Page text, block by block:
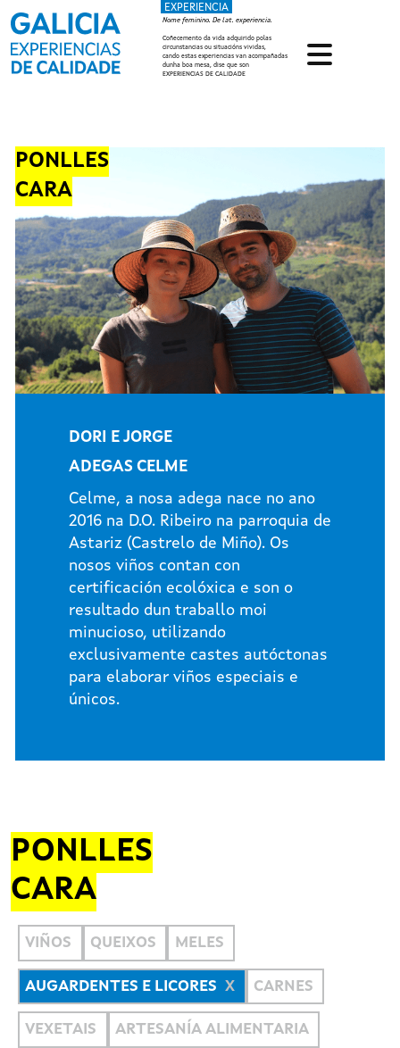
Ir o contido principal
EXPERIENCIA
Nome feminino. De lat. experiencia.
Coñecemento da vida adquirido polas
circunstancias ou situacións vividas,
cando estas experiencias van acompañadas
dunha boa mesa, dise que son
EXPERIENCIAS DE CALIDADE
PONLLES
CARA
DORI E JORGE
ADEGAS CELME
Celme, a nosa adega nace no ano
2016 na D.O. Ribeiro na parroquia de
Astariz (Castrelo de Miño). Os
nosos viños contan con
certificación ecolóxica e son o
resultado dun traballo moi
minucioso, utilizando
exclusivamente castes autóctonas
para elaborar viños especiais e
únicos.
PONLLES
CARA
VIÑOS QUEIXOS MELES
AUGARDENTES E LICORES CARNES
VEXETAIS ARTESANÍA ALIMENTARIA